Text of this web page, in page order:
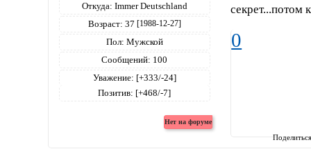
Откуда: Immer Deutschland
Возраст: 37 [1988-12-27]
Пол: Мужской
Сообщений: 100
Уважение: [+333/-24]
Позитив: [+468/-7]
секрет...потом
0